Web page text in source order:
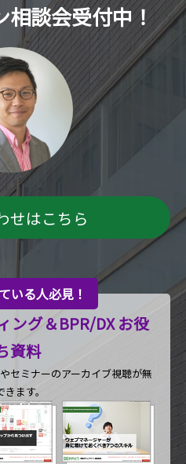
相談会受付中！
せはこちら
いる人必見！
ング＆BPR/DX お役
資料
セミナーのアーカイブ視聴が無
ます。